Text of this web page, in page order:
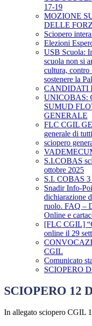
17-19
MOZIONE
DELLE
Sciopero
Elezioni
USB Scuola:
scuola non si
cultura, contro
sostenere la
CANDIDATI
UNICOBAS:
SUMUD
GENERALE
FLC CGIL
generale di
sciopero
S.I.COBAS
ottobre 2025
S.I. COBAS 3
Snadir Info-
dichiarazione
ruolo. FAQ –
Online e
[FLC CGIL]
online il 29
CGIL
Comunicato
SCIOPERO
SCIOPERO 12
In allegato sciopero CGIL